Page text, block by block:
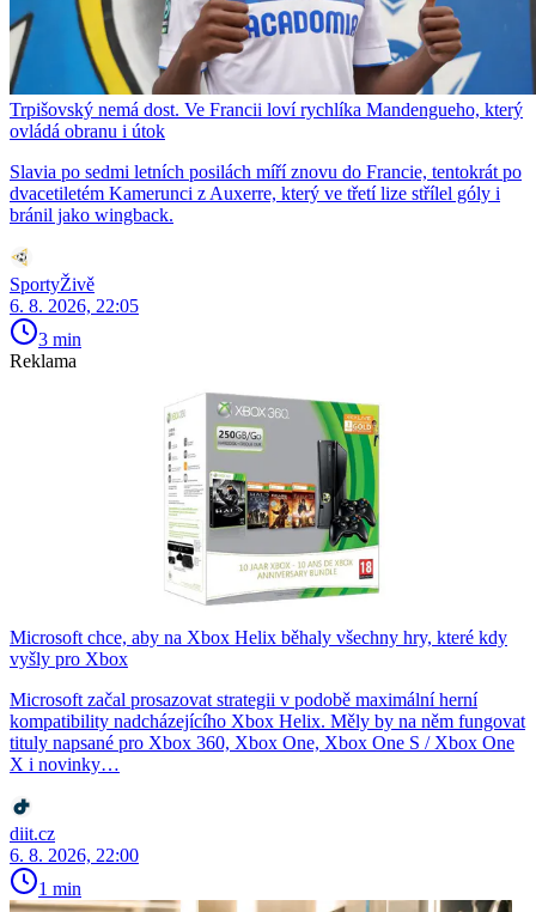
Trpišovský nemá dost. Ve Francii loví rychlíka Mandengueho, který
ovládá obranu i útok
Slavia po sedmi letních posilách míří znovu do Francie, tentokrát po
dvacetiletém Kamerunci z Auxerre, který ve třetí lize střílel góly i
bránil jako wingback.
SportyŽivě
6. 8. 2026, 22:05
3 min
Reklama
Microsoft chce, aby na Xbox Helix běhaly všechny hry, které kdy
vyšly pro Xbox
Microsoft začal prosazovat strategii v podobě maximální herní
kompatibility nadcházejícího Xbox Helix. Měly by na něm fungovat
tituly napsané pro Xbox 360, Xbox One, Xbox One S / Xbox One
X i novinky…
diit.cz
6. 8. 2026, 22:00
1 min